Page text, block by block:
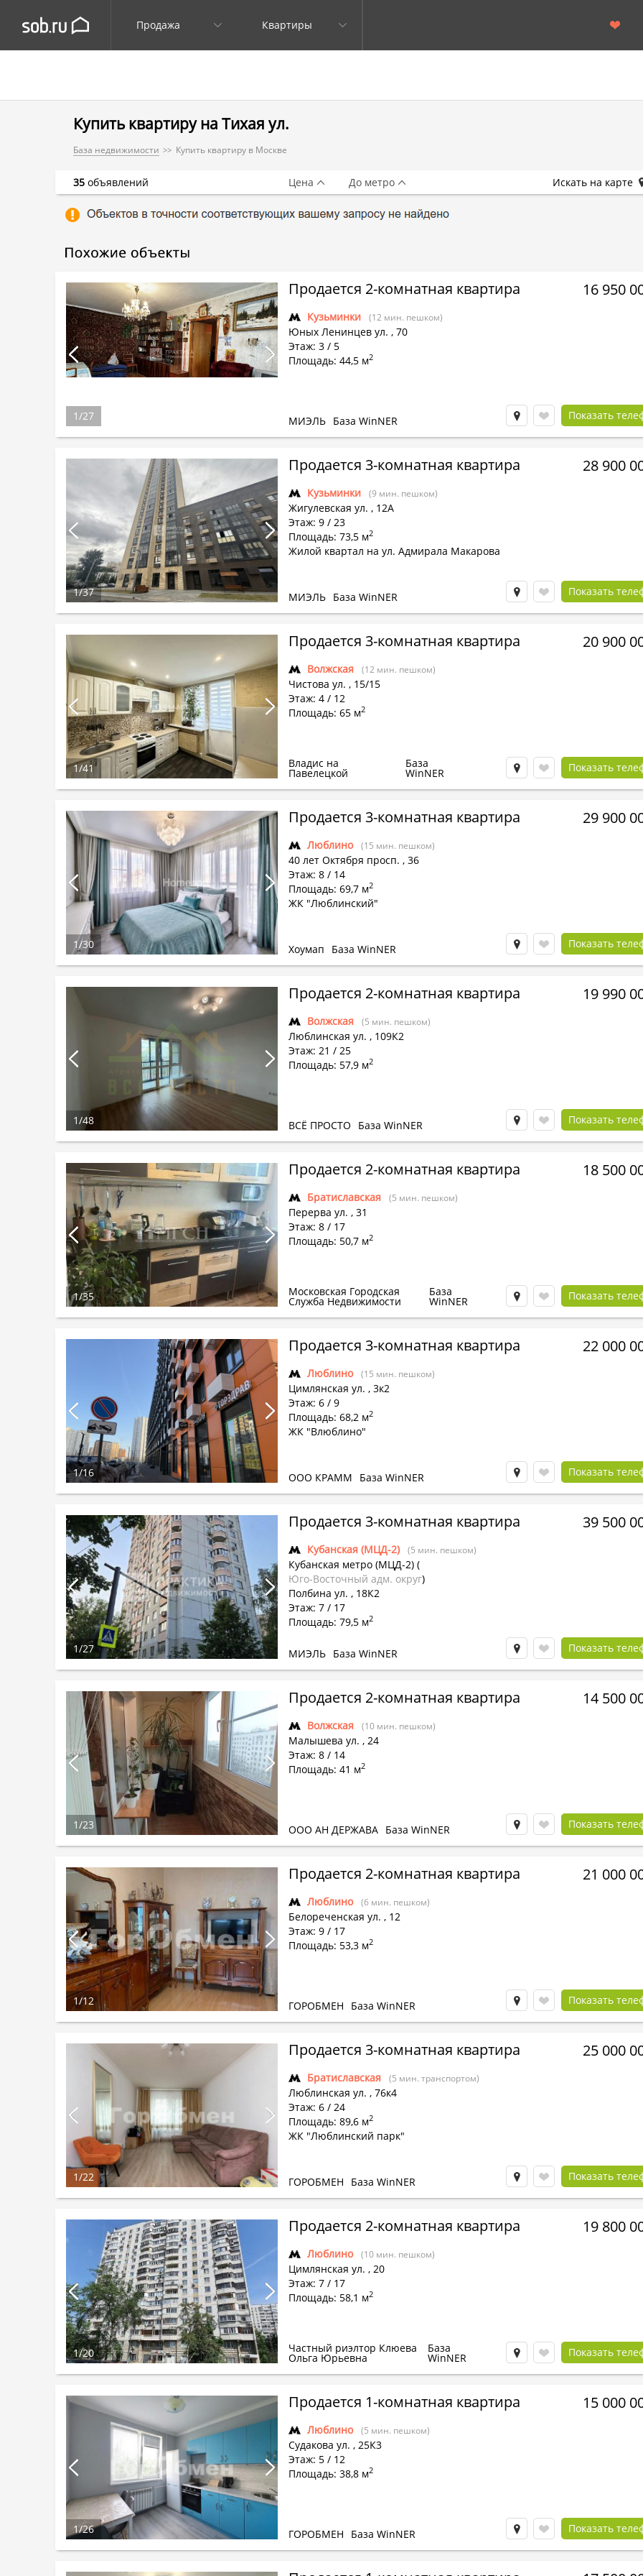
Продажа Квартиры
Купить квартиру на Тихая ул.
База недвижимости Купить квартиру в Москве
Продается 2-комнатная квартира
Кузьминки (12 мин. пешком)
Юных Ленинцев ул. , 70
Этаж: 3 / 5
Площадь: 44,5 м2
16 950
МИЭЛЬ База WinNER Показать
1/27
Продается 3-комнатная квартира
Кузьминки (9 мин. пешком)
Жигулевская ул. , 12А
Этаж: 9 / 23
Площадь: 73,5 м2
Жилой квартал на ул. Адмирала Макарова
28 900
МИЭЛЬ База WinNER Показать
1/37
Продается 3-комнатная квартира
Волжская (12 мин. пешком)
Чистова ул. , 15/15
Этаж: 4 / 12
Площадь: 65 м2
20 900
Владис на
Павелецкой
База
WinNER Показать
1/41
Продается 3-комнатная квартира
Люблино (15 мин. пешком)
40 лет Октября просп. , 36
Этаж: 8 / 14
Площадь: 69,7 м2
ЖК "Люблинский"
29 900
Хоумап База WinNER Показать
1/30
Продается 2-комнатная квартира
Волжская (5 мин. пешком)
Люблинская ул. , 109К2
Этаж: 21 / 25
Площадь: 57,9 м2
19 990
ВСЁ ПРОСТО База WinNER Показать
1/48
Продается 2-комнатная квартира
Братиславская (5 мин. пешком)
Перерва ул. , 31
Этаж: 8 / 17
Площадь: 50,7 м2
18 500
Московская Городская
Служба Недвижимости
База
WinNER Показать
1/35
Продается 3-комнатная квартира
Люблино (15 мин. пешком)
Цимлянская ул. , 3к2
Этаж: 6 / 9
Площадь: 68,2 м2
ЖК "Влюблино"
22 000
ООО КРАММ База WinNER Показать
1/16
Продается 3-комнатная квартира
Кубанская (МЦД-2) (5 мин. пешком)
Кубанская метро (МЦД-2) (
Юго-Восточный адм. округ)
Полбина ул. , 18К2
Этаж: 7 / 17
Площадь: 79,5 м2
39 500
МИЭЛЬ База WinNER Показать
1/27
Продается 2-комнатная квартира
Волжская (10 мин. пешком)
Малышева ул. , 24
Этаж: 8 / 14
Площадь: 41 м2
14 500
ООО АН ДЕРЖАВА База WinNER Показать
1/23
Продается 2-комнатная квартира
Люблино (6 мин. пешком)
Белореченская ул. , 12
Этаж: 9 / 17
Площадь: 53,3 м2
21 000
ГОРОБМЕН База WinNER Показать
1/12
Продается 3-комнатная квартира
Братиславская (5 мин. транспортом)
Люблинская ул. , 76к4
Этаж: 6 / 24
Площадь: 89,6 м2
ЖК "Люблинский парк"
25 000
ГОРОБМЕН База WinNER Показать
1/22
Продается 2-комнатная квартира
Люблино (10 мин. пешком)
Цимлянская ул. , 20
Этаж: 7 / 17
Площадь: 58,1 м2
19 800
Частный риэлтор Клюева
Ольга Юрьевна
База
WinNER Показать
1/20
Продается 1-комнатная квартира
Люблино (5 мин. пешком)
Судакова ул. , 25К3
Этаж: 5 / 12
Площадь: 38,8 м2
15 000
ГОРОБМЕН База WinNER Показать
1/26
35 объявлений Цена До метро Искать на карте